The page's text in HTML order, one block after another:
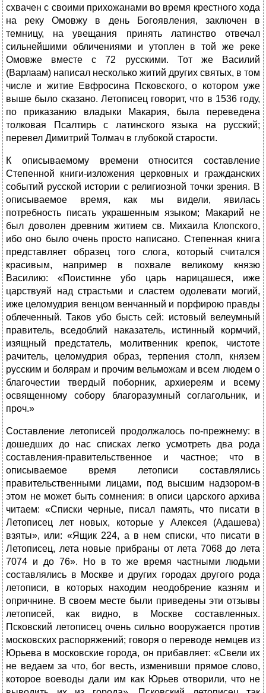
схвачен с своими прихожанами во время крестного хода
на реку Омовжу в день Богоявления, заключен в
темницу, на увещания принять латинство отвечал
сильнейшими обличениями и утоплен в той же реке
Омовже вместе с 72 русскими. Тот же Василий
(Варлаам) написал несколько житий других святых, в том
числе и житие Евфросина Псковского, о котором уже
выше было сказано. Летописец говорит, что в 1536 году,
по приказанию владыки Макария, была переведена
толковая Псалтирь с латинского языка на русский;
перевел Димитрий Толмач в глубокой старости.
К описываемому времени относится составление
Степенной книги-изложения церковных и гражданских
событий русской истории с религиозной точки зрения. В
описываемое время, как мы видели, явилась
потребность писать украшенным языком; Макарий не
был доволен древним житием св. Михаила Клопского,
ибо оно было очень просто написано. Степенная книга
представляет образец того слога, который считался
красивым, например в похвале великому князю
Василию: «Поистинне убо царь нарицашеся, иже
царствуяй над страстьми и сластем одолевати могий,
иже целомудрия венцом венчанный и порфирою правды
облеченный. Таков убо бысть сей: истовый велеумный
правитель, вседоблий наказатель, истинный кормчий,
изящный предстатель, молитвенник крепок, чистоте
рачитель, целомудрия образ, терпения столп, князем
русским и болярам и прочим вельможам и всем людем о
благочестии твердый поборник, архиереям и всему
освященному собору благоразумный соглагольник, и
проч.»
Составление летописей продолжалось по-прежнему: в
дошедших до нас списках легко усмотреть два рода
составления-правительственное и частное; что в
описываемое время летописи составлялись
правительственными лицами, под высшим надзором-в
этом не может быть сомнения: в описи царского архива
читаем: «Списки черные, писал память, что писати в
Летописец лет новых, которые у Алексея (Адашева)
взяты», или: «Ящик 224, а в нем списки, что писати в
Летописец, лета новые прибраны от лета 7068 до лета
7074 и до 76». Но в то же время частными людьми
составлялись в Москве и других городах другого рода
летописи, в которых находим неодобрение казням и
опричнине. В своем месте были приведены эти отзывы
летописей, как видно, в Москве составленных.
Псковский летописец очень сильно вооружается против
московских распоряжений; говоря о переводе немцев из
Юрьева в московские города, он прибавляет: «Свели их
не ведаем за что, бог весть, изменивши прямое слово,
которое воеводы дали им как Юрьев отворили, что не